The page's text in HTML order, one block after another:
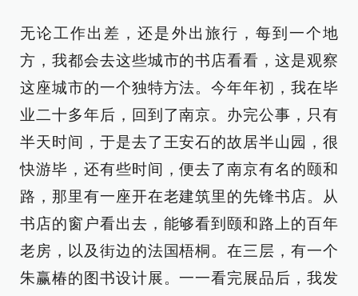
无论工作出差，还是外出旅行，每到一个地
方，我都会去这些城市的书店看看，这是观察
这座城市的一个独特方法。今年年初，我在毕
业二十多年后，回到了南京。办完公事，只有
半天时间，于是去了王安石的故居半山园，很
快游毕，还有些时间，便去了南京有名的颐和
路，那里有一座开在老建筑里的先锋书店。从
书店的窗户看出去，能够看到颐和路上的百年
老房，以及街边的法国梧桐。在三层，有一个
朱赢椿的图书设计展。一一看完展品后，我发